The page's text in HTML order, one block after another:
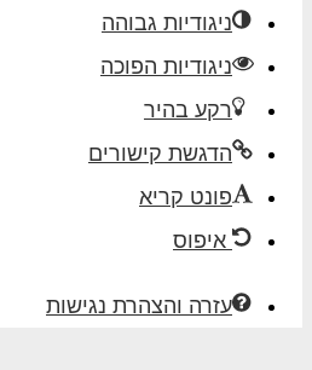
ניגודיות גבוהה
ניגודיות הפוכה
רקע בהיר
הדגשת קישורים
פונט קריא
איפוס
עזרה והצהרת נגישות